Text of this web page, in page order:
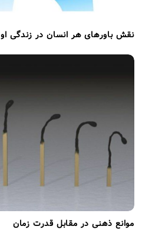
نقش باورهای هر انسان در زندگی او
موانع ذهنی در مقابل قدرت زمان